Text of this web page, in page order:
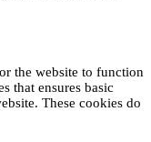
the website to function
that ensures basic
These cookies do